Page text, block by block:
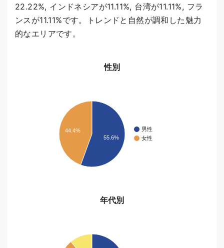
22.22%, インドネシアが11.11%, 台湾が11.11%, フラ
ンスが11.11%です。トレンドと自然が調和した魅力
的なエリアです。
性別
男性
女性
44.4%
55.6%
年代別